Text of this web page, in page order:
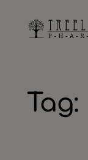
contenuto
Tag: